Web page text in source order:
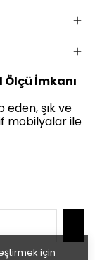
için
Ölçü İmkanı
eden, şık ve
mobilyalar ile